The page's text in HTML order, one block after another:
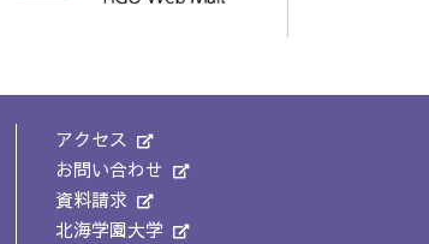
アクセス
お問い合わせ
資料請求
北海学園大学